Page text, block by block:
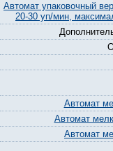
Автомат упаковочный
20-30 уп/мин,
Автомат
Автомат
Автомат